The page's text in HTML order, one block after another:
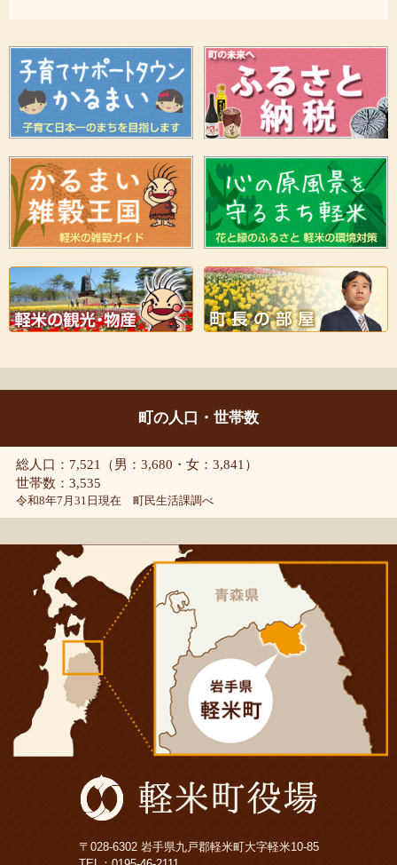
町の人口・世帯数
総人口：7,521（男：3,680・女：3,841）
世帯数：3,535
令和8年7月31日現在 町民生活課調べ
〒028-6302 岩手県九戸郡軽米町大字軽米10-85